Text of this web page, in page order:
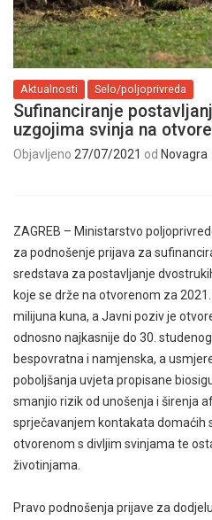
Aktualnosti Selo/poljoprivreda
Sufinanciranje
uzgojima svinja na
Objavljeno 27/07/2021 od Novagra
ZAGREB – Ministarstvo
za podnošenje prijava za
sredstava za postavljanje
koje se drže na otvorenom za
milijuna kuna, a Javni poziv je
odnosno najkasnije do 30.
bespovratna i namjenska, a
poboljšanja uvjeta propisane
smanjio rizik od unošenja i širenja
sprječavanjem kontakata domaćih
otvorenom s divljim svinjama te
životinjama.
Pravo podnošenja prijave za